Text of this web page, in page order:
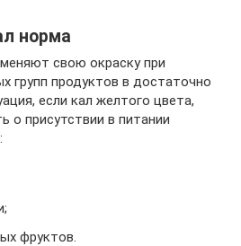
норма
свою окраску при
групп продуктов в достаточно
если кал желтого цвета,
о присутствии в питании
фруктов.